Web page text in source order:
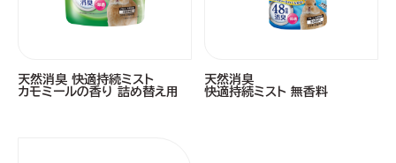
天然消臭 快適持続ミスト
カモミールの香り 詰め替え用
天然消臭
快適持続ミスト 無香料